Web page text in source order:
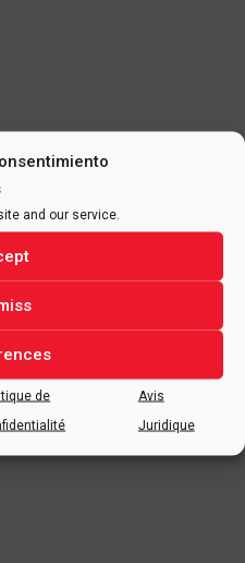
and our service.
de
Avis
Juridique